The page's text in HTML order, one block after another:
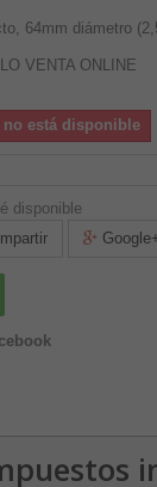
64mm diámetro
VENTA ONLINE
no está disponible
disponible